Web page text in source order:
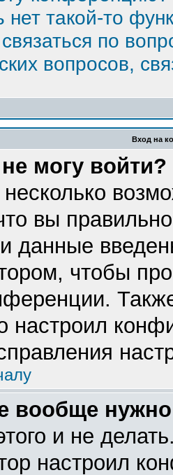
нет такой-то
по
вопросов,
Вход на
могу войти?
вы
данные
чтобы
настроил
вообще нужно
и не
настроил